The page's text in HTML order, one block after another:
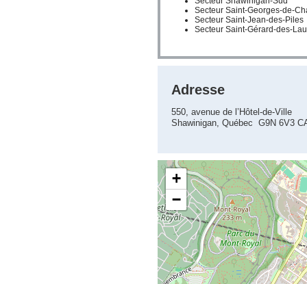
Secteur Saint-Georges-de-
Secteur Saint-Jean-des-Piles
Secteur Saint-Gérard-des-
Adresse
550, avenue de l’Hôtel-de-Ville
Shawinigan, Québec G9N 6V3
+
−